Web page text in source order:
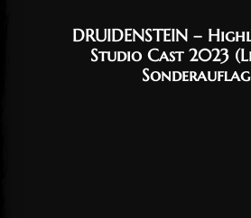
DRUIDENSTEIN –
Studio Cast 2023